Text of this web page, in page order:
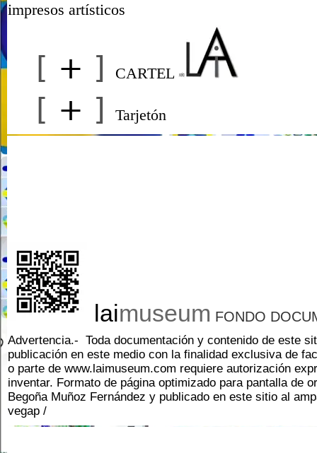
impresos artísticos
[ + ] CARTEL
[ + ] Tarjetón
laimuseum FONDO
Advertencia.- Toda documentación y contenido de este
publicación en este medio con la finalidad exclusiva de
o parte de www.laimuseum.com requiere autorización
inventar. Formato de página optimizado para pantalla de
Begoña Muñoz Fernández y publicado en este sitio al
vegap /